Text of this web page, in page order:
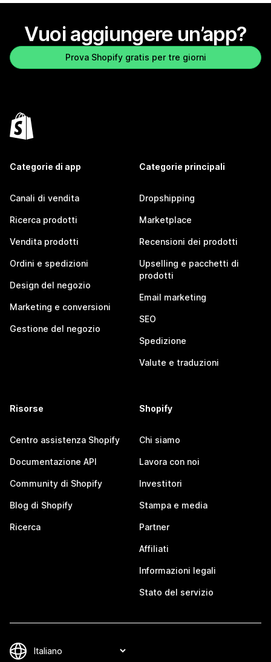
Vuoi aggiungere un’app?
Prova Shopify gratis per tre giorni
Categorie di app
Canali di vendita
Ricerca prodotti
Vendita prodotti
Ordini e spedizioni
Design del negozio
Marketing e conversioni
Gestione del negozio
Categorie principali
Dropshipping
Marketplace
Recensioni dei prodotti
Upselling e pacchetti di
prodotti
Email marketing
SEO
Spedizione
Valute e traduzioni
Risorse
Centro assistenza Shopify
Documentazione API
Community di Shopify
Blog di Shopify
Ricerca
Shopify
Chi siamo
Lavora con noi
Investitori
Stampa e media
Partner
Affiliati
Informazioni legali
Stato del servizio